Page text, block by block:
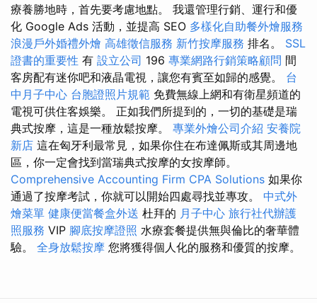
療養勝地時，首先要考慮地點。 我還管理行銷、運行和優
化 Google Ads 活動，並提高 SEO 多樣化自助餐外燴服務
浪漫戶外婚禮外燴 高雄徵信服務 新竹按摩服務 排名。 SSL
證書的重要性 有 設立公司 196 專業網路行銷策略顧問 間
客房配有迷你吧和液晶電視，讓您有賓至如歸的感覺。 台
中月子中心 台胞證照片規範 免費無線上網和有衛星頻道的
電視可供住客娛樂。 正如我們所提到的，一切的基礎是瑞
典式按摩，這是一種放鬆按摩。 專業外燴公司介紹 安養院
新店 這在匈牙利最常見，如果你住在布達佩斯或其周邊地
區，你一定會找到當瑞典式按摩的女按摩師。
Comprehensive Accounting Firm CPA Solutions 如果你
通過了按摩考試，你就可以開始四處尋找並專攻。 中式外
燴菜單 健康便當餐盒外送 杜拜的 月子中心 旅行社代辦護
照服務 VIP 腳底按摩證照 水療套餐提供無與倫比的奢華體
驗。 全身放鬆按摩 您將獲得個人化的服務和優質的按摩。